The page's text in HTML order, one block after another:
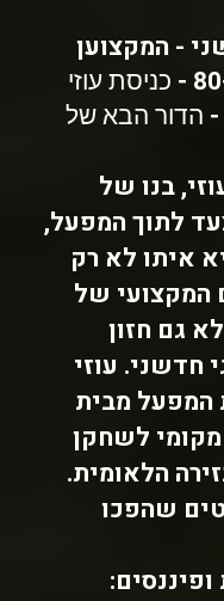
- המקצוען
שנות ה-80 - כניסת עוזי
- הדור הבא של
בנו של
לתוך המפעל,
איתו לא רק
המקצועי של
גם חזון
חדשני. עוזי
המפעל מבית
לשחקן
הלאומית.
שהפכו